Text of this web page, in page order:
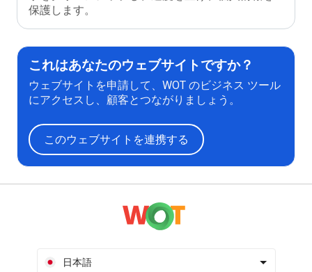
保護します。
これはあなたのウェブサイトですか？
ウェブサイトを申請して、WOT のビジネス ツール
にアクセスし、顧客とつながりましょう。
このウェブサイトを連携する
日本語